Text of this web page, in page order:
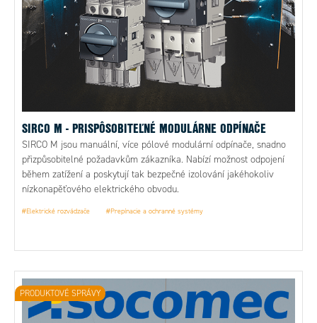
SIRCO M - PRISPÔSOBITEĽNÉ MODULÁRNE ODPÍNAČE
SIRCO M jsou manuální, více pólové modulární odpínače, snadno
přizpůsobitelné požadavkům zákazníka. Nabízí možnost odpojení
během zatížení a poskytují tak bezpečné izolování jakéhokoliv
nízkonapěťového elektrického obvodu.
#Elektrické rozvádzače #Prepínacie a ochranné systémy
PRODUKTOVÉ SPRÁVY